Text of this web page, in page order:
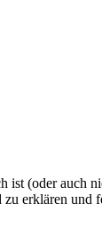
ist (oder auch
erklären und